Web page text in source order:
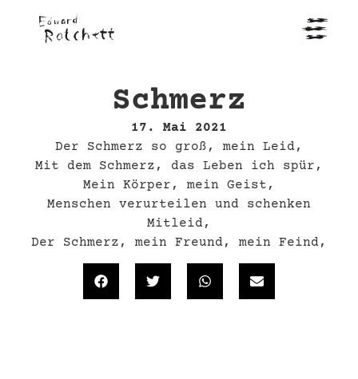
Schmerz
17. Mai 2021
Der Schmerz so groß, mein Leid,
Mit dem Schmerz, das Leben ich spür,
Mein Körper, mein Geist,
Menschen verurteilen und schenken
Mitleid,
Der Schmerz, mein Freund, mein Feind,